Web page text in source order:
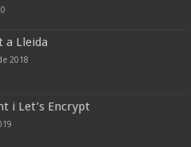
a Lleida
2018
i Let’s Encrypt